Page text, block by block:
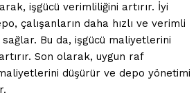
işgücü verimliliğini artırır. İyi
çalışanların daha hızlı ve verimli
sağlar. Bu da, işgücü maliyetlerini
Son olarak, uygun raf
düşürür ve depo yönetimi